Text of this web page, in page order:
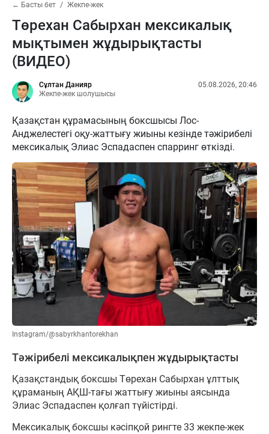
← Басты бет Жекпе-жек
Төрехан Сабырхан мексикалық
мықтымен жұдырықтасты
(ВИДЕО)
Сұлтан Данияр
Жекпе-жек шолушысы
05.08.2026, 20:46
Қазақстан құрамасының боксшысы Лос-
Анджелестегі оқу-жаттығу жиыны кезінде тәжірибелі
мексикалық Элиас Эспадаспен спарринг өткізді.
Instagram/@sabyrkhantorekhan
Тәжірибелі мексикалықпен жұдырықтасты
Қазақстандық боксшы Төрехан Сабырхан ұлттық
құраманың АҚШ-тағы жаттығу жиыны аясында
Элиас Эспадаспен қолғап түйістірді.
Мексикалық боксшы кәсіпқой рингте 33 жекпе-жек